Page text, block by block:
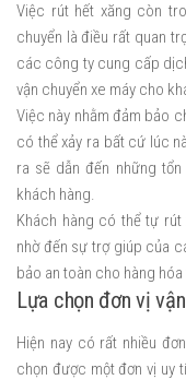
Việc rút hết xăng còn
chuyển là điều rất quan
các công ty cung cấp
vận chuyển xe máy cho
Việc này nhằm đảm bảo
có thể xảy ra bất cứ lúc
ra sẽ dẫn đến những
khách hàng.
Khách hàng có thể tự
nhờ đến sự trợ giúp của
bảo an toàn cho hàng hóa
Lựa chọn đơn vị
Hiện nay có rất nhiều
chọn được một đơn vị uy